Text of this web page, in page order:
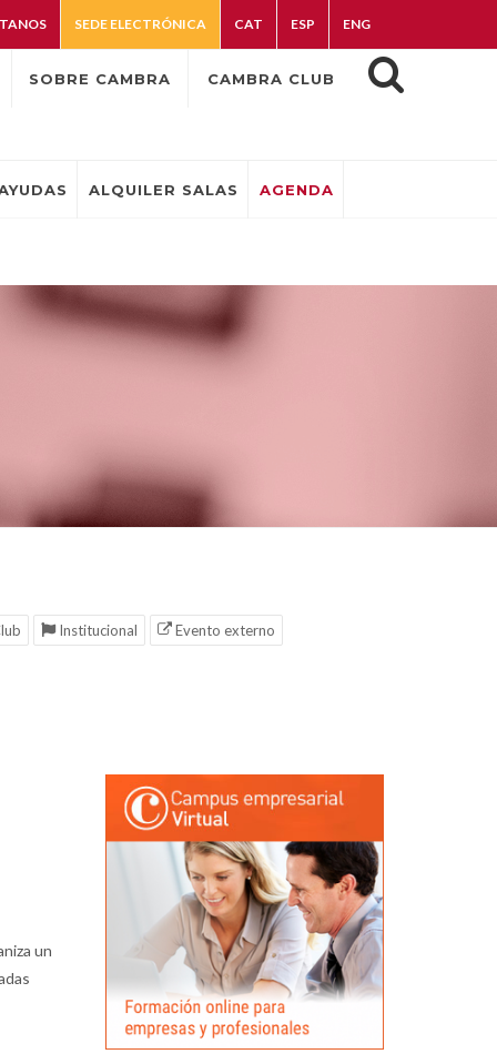
SEDE ELECTRÓNICA CAT ESP ENG
SOBRE CAMBRA CAMBRA CLUB
ALQUILER SALAS AGENDA
Institucional
Evento externo
un